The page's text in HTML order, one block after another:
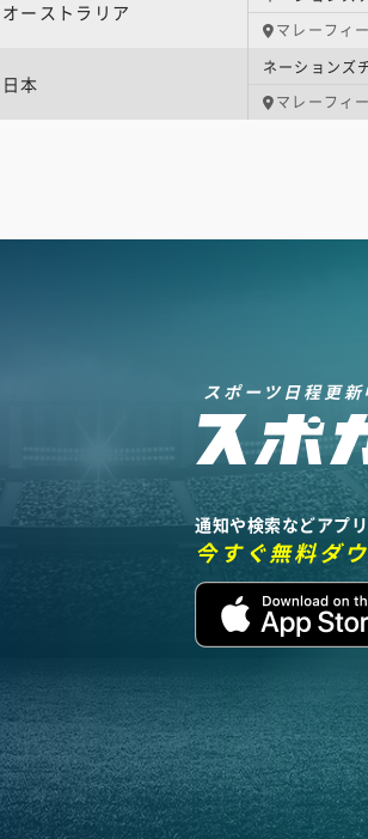
オーストラリア
マレーフィ
日本
ネーション
マレーフィ
スポーツ日程更新
通知や検索などアプ
今すぐ無料ダ